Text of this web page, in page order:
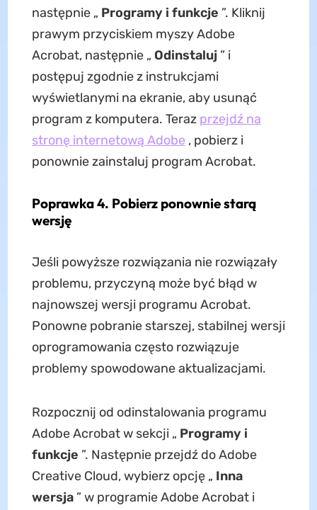
następnie „ Programy i funkcje ”. Kliknij
prawym przyciskiem myszy Adobe
Acrobat, następnie „ Odinstaluj” i
postępuj zgodnie z instrukcjami
wyświetlanymi na ekranie, aby usunąć
program z komputera. Teraz przejdź na
stronę internetową Adobe , pobierz i
ponownie zainstaluj program Acrobat.
Poprawka 4. Pobierz ponownie starą
wersję
Jeśli powyższe rozwiązania nie rozwiązały
problemu, przyczyną może być błąd w
najnowszej wersji programu Acrobat.
Ponowne pobranie starszej, stabilnej wersji
oprogramowania często rozwiązuje
problemy spowodowane aktualizacjami.
Rozpocznij od odinstalowania programu
Adobe Acrobat w sekcji „ Programy i
funkcje ”. Następnie przejdź do Adobe
Creative Cloud, wybierz opcję „ Inna
wersja” w programie Adobe Acrobat i